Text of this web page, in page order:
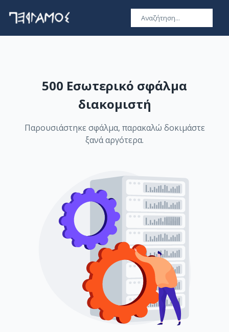
500 Εσωτερικό σφάλμα
διακομιστή
Παρουσιάστηκε σφάλμα, παρακαλώ δοκιμάστε
ξανά αργότερα.